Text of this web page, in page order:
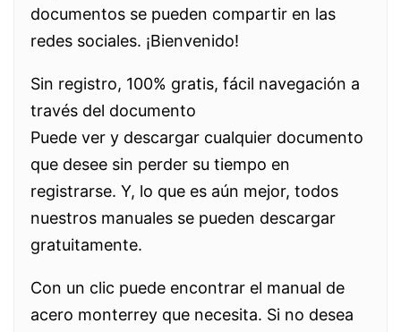
documentos se pueden compartir en las
redes sociales. ¡Bienvenido!
Sin registro, 100% gratis, fácil navegación a
través del documento
Puede ver y descargar cualquier documento
que desee sin perder su tiempo en
registrarse. Y, lo que es aún mejor, todos
nuestros manuales se pueden descargar
gratuitamente.
Con un clic puede encontrar el manual de
acero monterrey que necesita. Si no desea